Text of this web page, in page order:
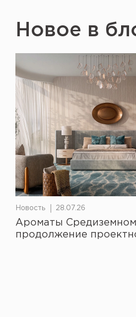
Новое в
Новость 28.07.26
Ароматы
продолжение